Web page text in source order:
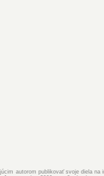
autorom publikovať svoje diela